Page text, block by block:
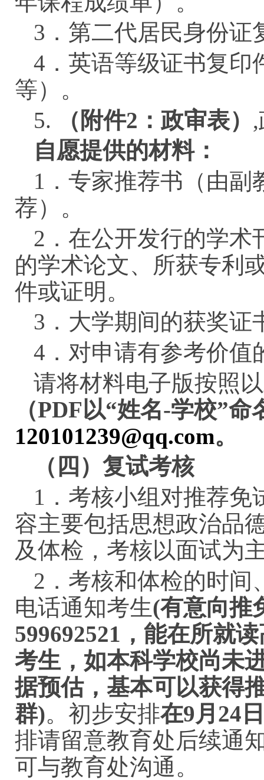
3．第二代居民身份
4．英语等级证书复印
等）。
5.
（附件2：政审表）
自愿提供的材料：
1．专家推荐书（由副
荐）。
2．在公开发行的学术
的学术论文、所获专利
件或证明。
3．大学期间的获奖
4．对申请有参考价
请将材料电子版按照
（PDF以“姓名-学校”命
120101239@qq.com。
（四）复试考核
1．考核小组对推荐免
容主要包括思想政治品
及体检，考核以面试为
2．考核和体检的时间
电话通知考生(有意向推
599692521，能在所就
考生，如本科学校尚未
据预估，基本可以获得
群)。初步安排在9月24
排请留意教育处后续通
可与教育处沟通。